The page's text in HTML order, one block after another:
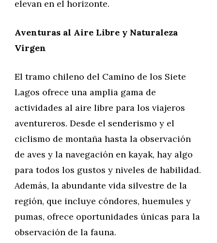
elevan en el horizonte.
Aventuras al Aire Libre y Naturaleza
Virgen
El tramo chileno del Camino de los Siete
Lagos ofrece una amplia gama de
actividades al aire libre para los viajeros
aventureros. Desde el senderismo y el
ciclismo de montaña hasta la observación
de aves y la navegación en kayak, hay algo
para todos los gustos y niveles de habilidad.
Además, la abundante vida silvestre de la
región, que incluye cóndores, huemules y
pumas, ofrece oportunidades únicas para la
observación de la fauna.